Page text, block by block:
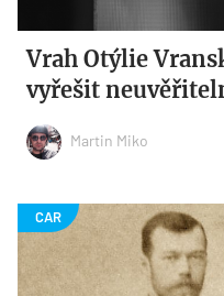
Vrah Otýlie
vyřešit
Martin Miko